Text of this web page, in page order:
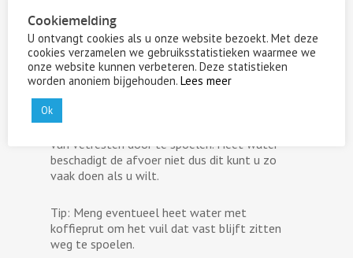
2 Beperken van wc-papier gebruik. Het
overmatig gebruiken van wc-papier zorgt voor
een grotere kans op een verstopping in de
afvoer.
3 Doorgieten van heet water. Giet de afvoer
van vetresten door te spoelen. Heet water
beschadigt de afvoer niet dus dit kunt u zo
vaak doen als u wilt.
Tip: Meng eventueel heet water met
koffieprut om het vuil dat vast blijft zitten
weg te spoelen.
Cookiemelding
U ontvangt cookies als u onze website bezoekt. Met deze
cookies verzamelen we gebruiksstatistieken waarmee we
onze website kunnen verbeteren. Deze statistieken
worden anoniem bijgehouden. Lees meer
Ok